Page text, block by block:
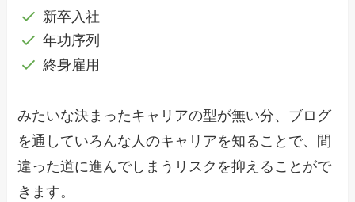
新卒入社
年功序列
終身雇用
みたいな決まったキャリアの型が無い分、ブログ
を通していろんな人のキャリアを知ることで、間
違った道に進んでしまうリスクを抑えることがで
きます。